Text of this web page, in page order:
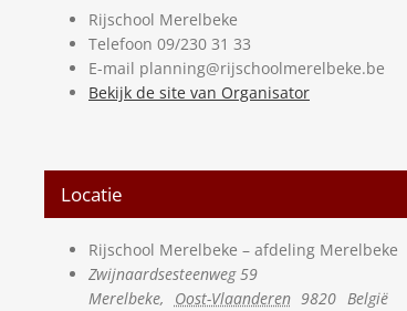
Rijschool Merelbeke
Telefoon 09/230 31 33
E-mail planning@rijschoolmerelbeke.be
Bekijk de site van Organisator
Locatie
Rijschool Merelbeke – afdeling Merelbeke
Zwijnaardsesteenweg 59
Merelbeke, Oost-Vlaanderen 9820 België